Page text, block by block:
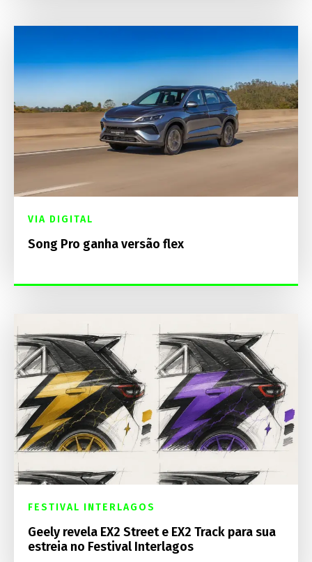
VIA DIGITAL
Song Pro ganha versão flex
FESTIVAL INTERLAGOS
Geely revela EX2 Street e EX2 Track para sua
estreia no Festival Interlagos